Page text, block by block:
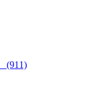
(911)